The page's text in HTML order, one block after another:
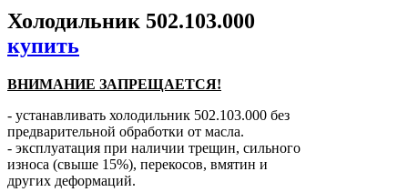
Холодильник 502.103.000
купить
ВНИМАНИЕ ЗАПРЕЩАЕТСЯ!
- устанавливать холодильник 502.103.000 без
предварительной обработки от масла.
- эксплуатация при наличии трещин, сильного
износа (свыше 15%), перекосов, вмятин и
других деформаций.